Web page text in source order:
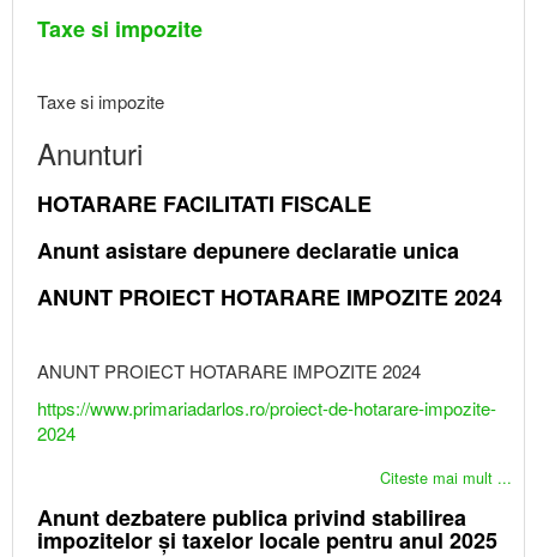
Taxe si impozite
Taxe si impozite
Anunturi
HOTARARE FACILITATI FISCALE
Anunt asistare depunere declaratie unica
ANUNT PROIECT HOTARARE IMPOZITE 2024
ANUNT PROIECT HOTARARE IMPOZITE 2024
https://www.primariadarlos.ro/proiect-de-hotarare-impozite-
2024
Citeste mai mult ...
Anunt dezbatere publica privind stabilirea
impozitelor și taxelor locale pentru anul 2025